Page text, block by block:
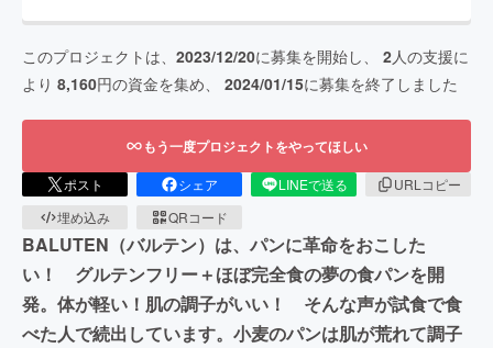
このプロジェクトは、 2023/12/20に募集を開始し、 2人の支援に
より 8,160円の資金を集め、 2024/01/15に募集を終了しました
もう一度プロジェクトをやってほしい
ポスト シェア LINEで送る
URLコピー
埋め込み
QRコード
BALUTEN（バルテン）は、パンに革命をおこした
い！ グルテンフリー＋ほぼ完全食の夢の食パンを開
発。体が軽い！肌の調子がいい！ そんな声が試食で食
べた人で続出しています。小麦のパンは肌が荒れて調子